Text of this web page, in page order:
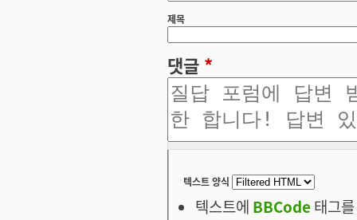
제목
댓글 *
텍스트 양식
텍스트에 BBCode태그